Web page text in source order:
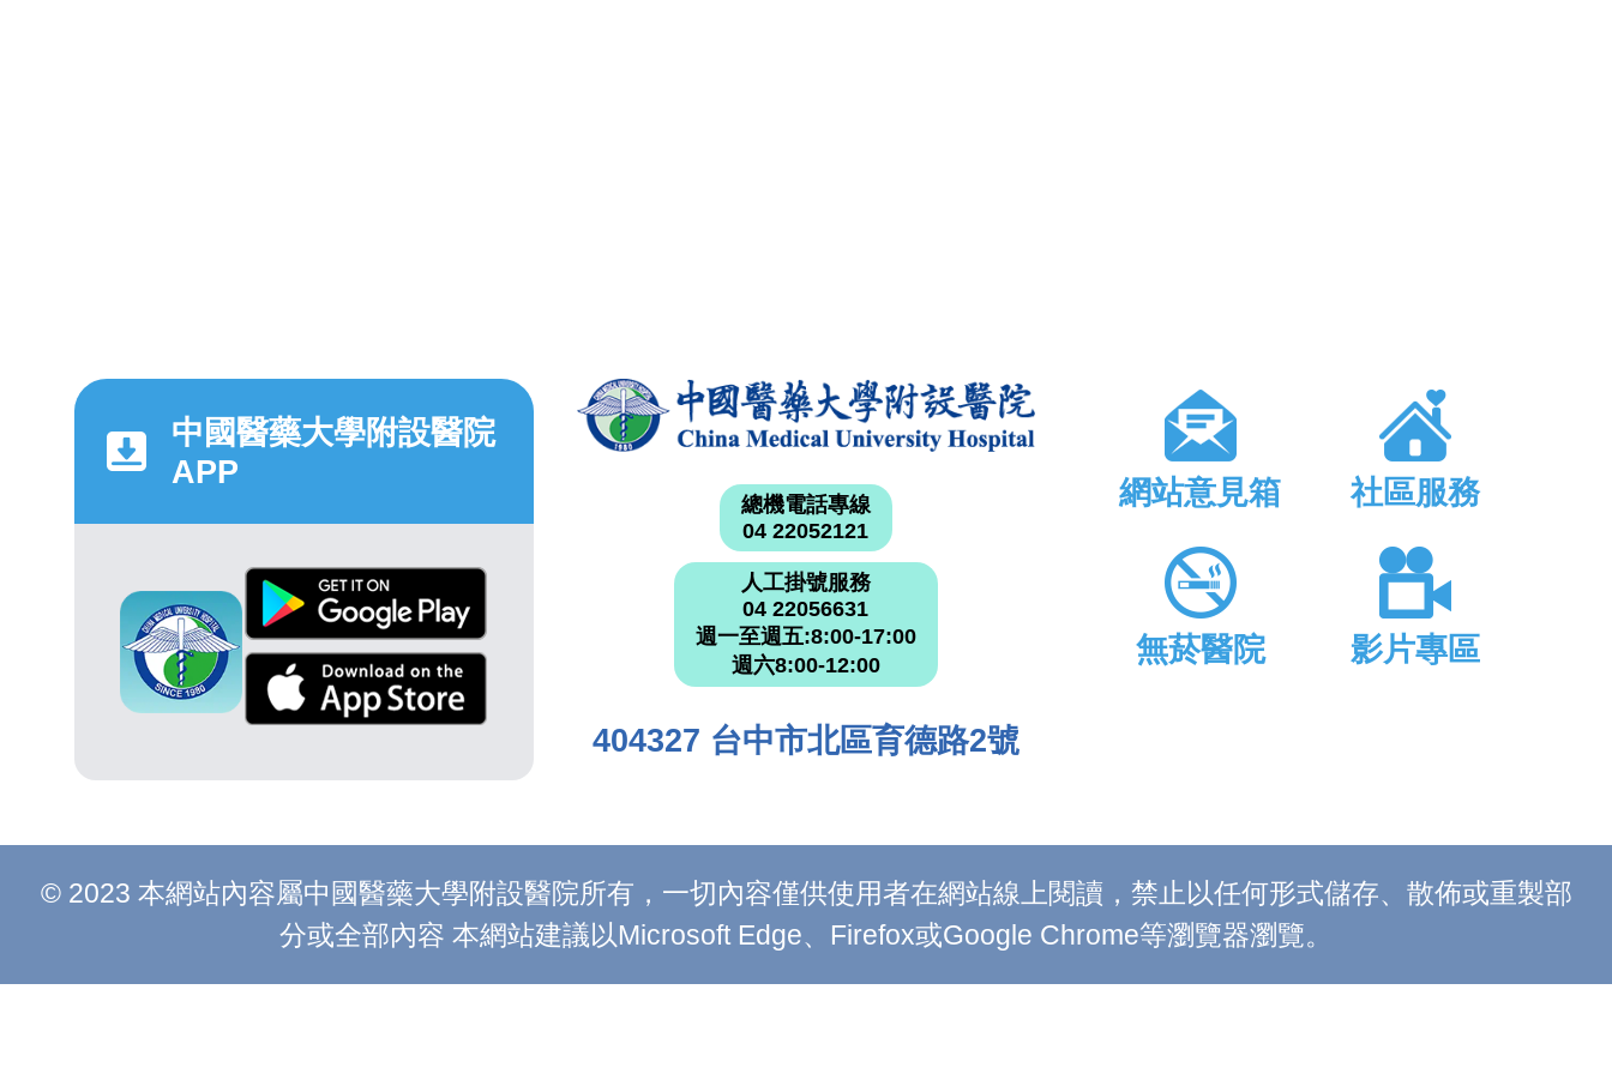
中國醫藥大學附設醫院
APP
總機電話專線
04 22052121
人工掛號服務
04 22056631
週一至週五:8:00-17:00
週六8:00-12:00
404327 台中市北區育德路2號
網站意見箱 社區服務
無菸醫院 影片專區
© 2023 本網站內容屬中國醫藥大學附設醫院所有，一切內容僅供使用者在網站線上閱讀，禁止以任何形式儲存、散佈或重製部
分或全部內容 本網站建議以Microsoft Edge、Firefox或Google Chrome等瀏覽器瀏覽。